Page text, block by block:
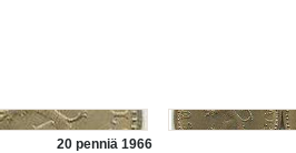
20 penniä 1966